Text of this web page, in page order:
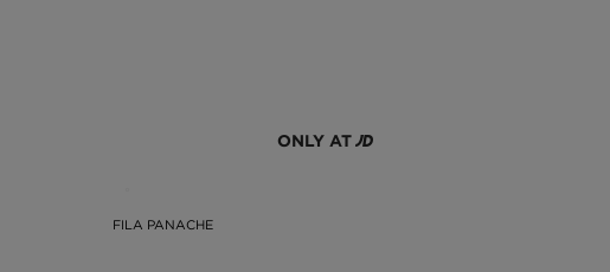
ONLY AT
FILA PANACHE